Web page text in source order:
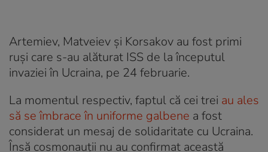
Artemiev, Matveiev și Korsakov au fost primi
ruși care s-au alăturat ISS de la începutul
invaziei în Ucraina, pe 24 februarie.
La momentul respectiv, faptul că cei trei au ales
să se îmbrace în uniforme galbene a fost
considerat un mesaj de solidaritate cu Ucraina.
Însă cosmonauții nu au confirmat această